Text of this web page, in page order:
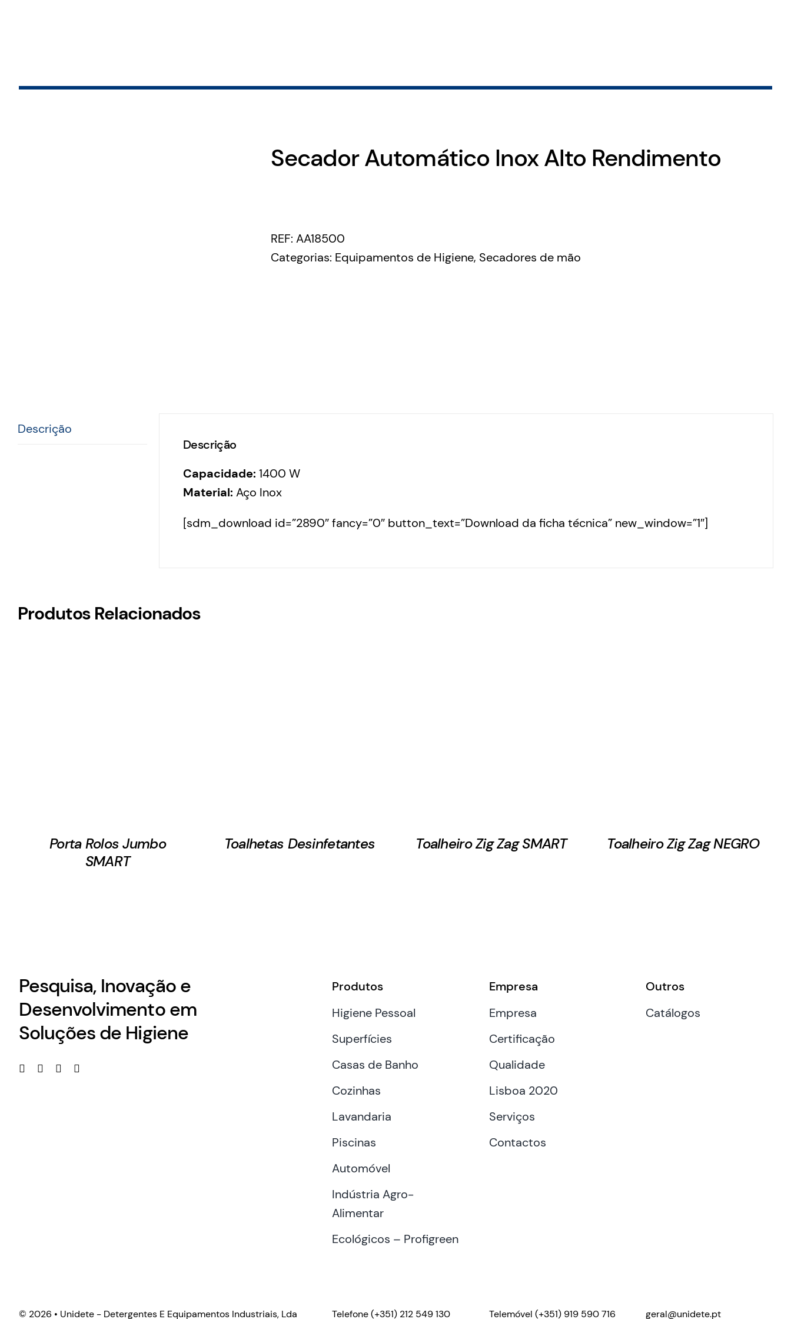
Secador Automático Inox Alto Rendimento
REF: AA18500
Categorias: Equipamentos de Higiene, Secadores de mão
Descrição
Descrição
Capacidade: 1400 W
Material: Aço Inox
[sdm_download id=”2890″ fancy=”0″ button_text=”Download da ficha técnica” new_window=”1″]
Produtos Relacionados
Porta Rolos Jumbo
SMART
Toalhetas Desinfetantes Toalheiro Zig Zag SMART Toalheiro Zig Zag NEGRO
Pesquisa, Inovação e
Desenvolvimento em
Soluções de Higiene
Produtos
Higiene Pessoal
Superfícies
Casas de Banho
Cozinhas
Lavandaria
Piscinas
Automóvel
Indústria Agro-
Alimentar
Ecológicos – Profigreen
Empresa
Empresa
Certificação
Qualidade
Lisboa 2020
Serviços
Contactos
Outros
Catálogos
© 2026 • Unidete - Detergentes E Equipamentos Industriais, Lda Telefone(+351) 212 549 130 Telemóvel (+351) 919 590 716 geral@unidete.pt